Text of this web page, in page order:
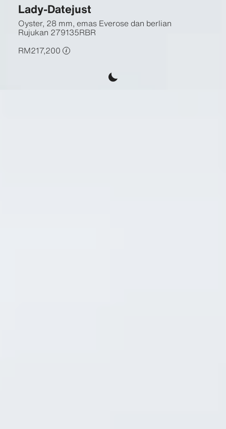
Lady-Datejust
Oyster, 28 mm, emas Everose dan berlian
Rujukan 279135RBR
RM217,200